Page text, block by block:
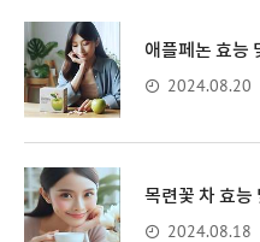
애플페논 효능
2024.08.20
목련꽃 차 효능
2024.08.18